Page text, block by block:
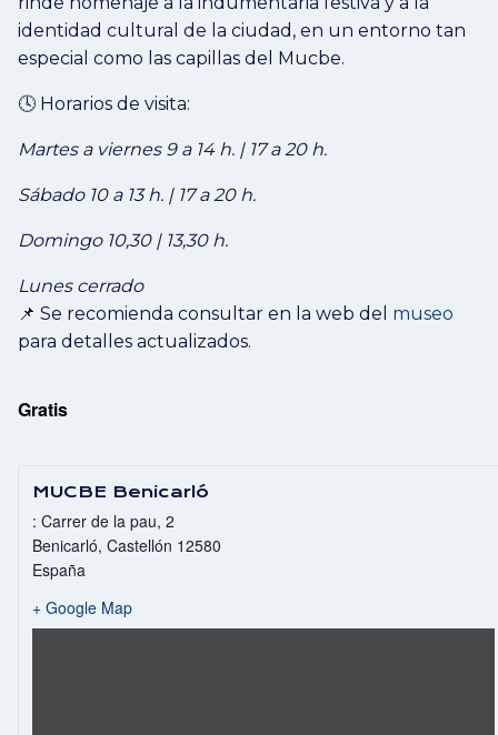
identidad cultural de la ciudad, en un entorno tan
especial como las capillas del Mucbe.
🕓 Horarios de visita:
Martes a viernes 9 a 14 h. | 17 a 20 h.
Sábado 10 a 13 h. | 17 a 20 h.
Domingo 10,30 | 13,30 h.
Lunes cerrado
📌 Se recomienda consultar en la web del museo
para detalles actualizados.
Gratis
MUCBE Benicarló
: Carrer de la pau, 2
Benicarló, Castellón 12580
España
+ Google Map